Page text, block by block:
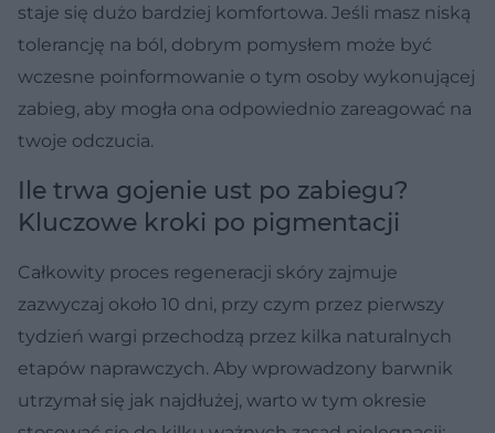
staje się dużo bardziej komfortowa. Jeśli masz niską
tolerancję na ból, dobrym pomysłem może być
wczesne poinformowanie o tym osoby wykonującej
zabieg, aby mogła ona odpowiednio zareagować na
twoje odczucia.
Ile trwa gojenie ust po zabiegu?
Kluczowe kroki po pigmentacji
Całkowity proces regeneracji skóry zajmuje
zazwyczaj około 10 dni, przy czym przez pierwszy
tydzień wargi przechodzą przez kilka naturalnych
etapów naprawczych. Aby wprowadzony barwnik
utrzymał się jak najdłużej, warto w tym okresie